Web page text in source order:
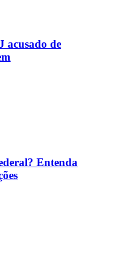
acusado de
Entenda